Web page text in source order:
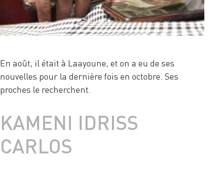
En août, il était à Laayoune, et on a eu de ses
nouvelles pour la dernière fois en octobre. Ses
proches le recherchent.
KAMENI IDRISS
CARLOS